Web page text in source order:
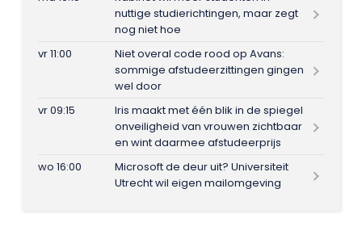
nuttige studierichtingen, maar zegt
nog niet hoe
vr 11:00
Niet overal code rood op Avans:
sommige afstudeerzittingen gingen
wel door
vr 09:15
Iris maakt met één blik in de spiegel
onveiligheid van vrouwen zichtbaar
en wint daarmee afstudeerprijs
wo 16:00
Microsoft de deur uit? Universiteit
Utrecht wil eigen mailomgeving